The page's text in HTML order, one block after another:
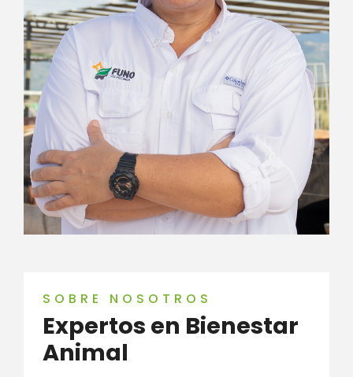
SOBRE NOSOTROS
Expertos en Bienestar
Animal